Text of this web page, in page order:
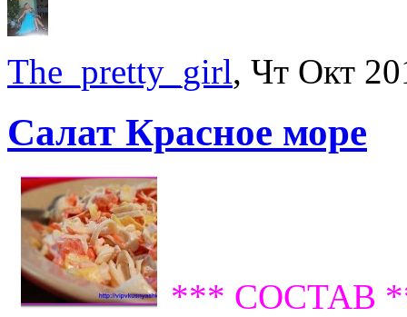
The_pretty_girl, Чт Окт
Салат Красное море
*** СОСТАВ